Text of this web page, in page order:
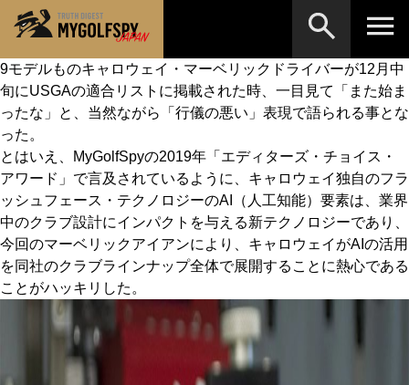
9モデルものキャロウェイ・マーベリックドライバーが12月中
旬にUSGAの適合リストに掲載された時、一目見て「また始ま
ったな」と、当然ながら「行儀の悪い」表現で語られる事とな
った。
とはいえ、MyGolfSpyの2019年「エディターズ・チョイス・
アワード」で言及されているように、キャロウェイ独自のフラ
ッシュフェース・テクノロジーのAI（人工知能）要素は、業界
中のクラブ設計にインパクトを与える新テクノロジーであり、
今回のマーベリックアイアンにより、キャロウェイがAIの活用
を同社のクラブラインナップ全体で展開することに熱心である
ことがハッキリした。
MOST WANTED テストランキング
NEW RELEASES
HOW TO ゴルフ上達・実践テクニック
LAB テスト・データ検証
Golf News ゴルフニュース
REVIEWS 製品レビュー
DRIVERS ドライバー
FAIRWAY WOODS フェアウェイウッド
※メーカー名やクラブ名など、検索したい事柄を入
力してください。